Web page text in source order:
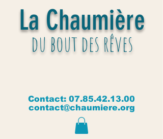
La Chaumière
du bout des rêves
Contact: 07.85.42.13.00
contact@chaumiere.org